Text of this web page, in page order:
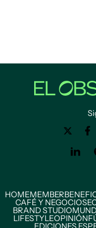
HOMEMEMBER
CAFÉ Y NEGOCIOS
BRAND STUDIO
LIFESTYLEOPINIÓN
EDICIONES